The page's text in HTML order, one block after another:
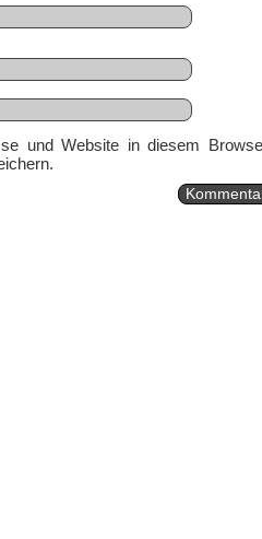
und Website in diesem